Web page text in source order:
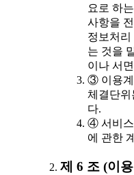
요로 하는
사항을
정보처
는 것을
이나 서
③ 이용계
체결단위
다.
④ 서비스
에 관한
제 6 조 (이